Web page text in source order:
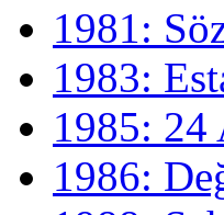
1981:
1983:
1985: 24
1986: